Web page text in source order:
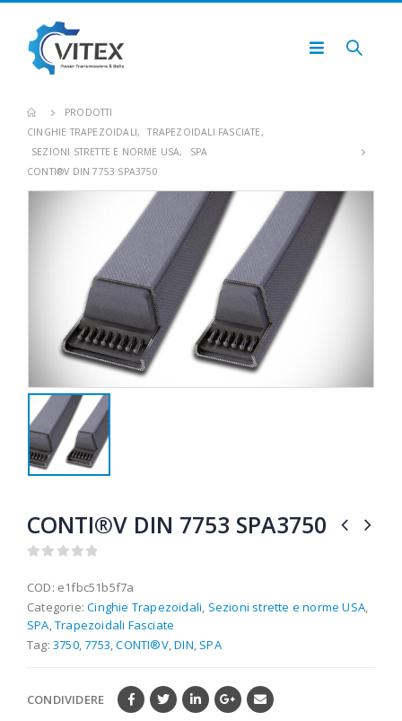
PRODOTTI
CINGHIE TRAPEZOIDALI, TRAPEZOIDALI FASCIATE,
SEZIONI STRETTE E NORME USA,
SPA
CONTI®V DIN 7753 SPA3750
CONTI®V DIN 7753 SPA3750
COD: e1fbc51b5f7a
Categorie:Cinghie Trapezoidali Sezioni strette e norme USA
SPA ,Trapezoidali Fasciate
Tag: 3750,7753 ,CONTI®V,DIN SPA
CONDIVIDERE